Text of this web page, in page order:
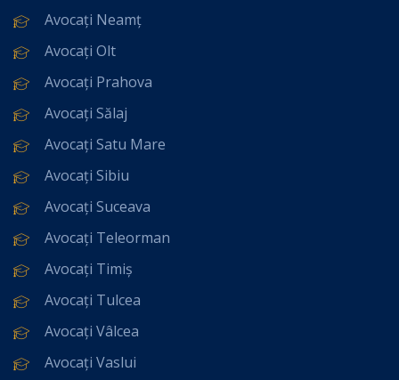
Avocați Neamț
Avocați Olt
Avocați Prahova
Avocați Sălaj
Avocați Satu Mare
Avocați Sibiu
Avocați Suceava
Avocați Teleorman
Avocați Timiș
Avocați Tulcea
Avocați Vâlcea
Avocați Vaslui